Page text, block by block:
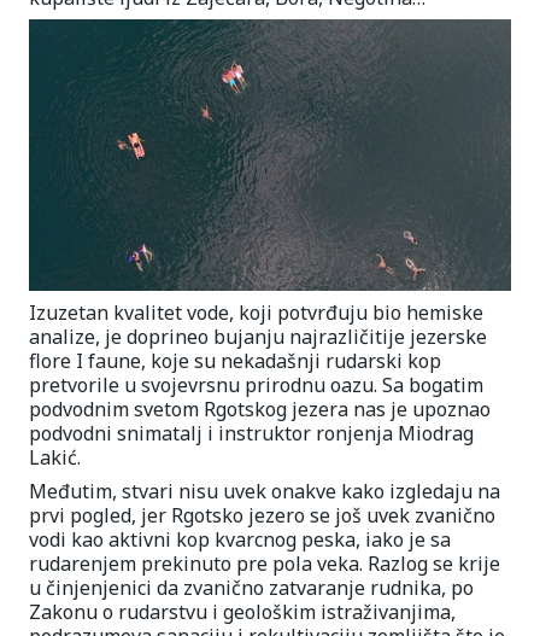
Izuzetan kvalitet vode, koji potvrđuju bio hemiske
analize, je doprineo bujanju najrazličitije jezerske
flore I faune, koje su nekadašnji rudarski kop
pretvorile u svojevrsnu prirodnu oazu. Sa bogatim
podvodnim svetom Rgotskog jezera nas je upoznao
podvodni snimatalj i instruktor ronjenja Miodrag
Lakić.
Međutim, stvari nisu uvek onakve kako izgledaju na
prvi pogled, jer Rgotsko jezero se još uvek zvanično
vodi kao aktivni kop kvarcnog peska, iako je sa
rudarenjem prekinuto pre pola veka. Razlog se krije
u činjenjenici da zvanično zatvaranje rudnika, po
Zakonu o rudarstvu i geološkim istraživanjima,